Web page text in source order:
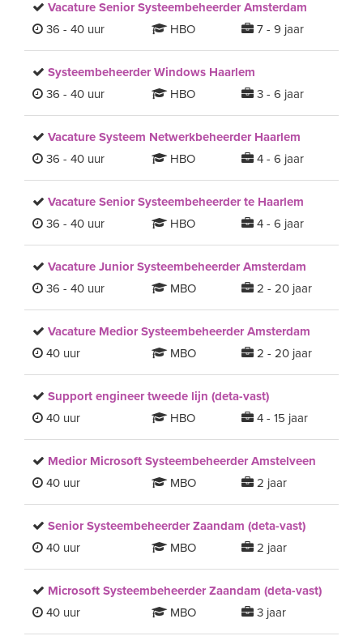
Vacature Senior Systeembeheerder Amsterdam
36 - 40 uur
HBO 7 - 9 jaar
Systeembeheerder Windows Haarlem
36 - 40 uur
HBO 3 - 6 jaar
Vacature Systeem Netwerkbeheerder Haarlem
36 - 40 uur
HBO 4 - 6 jaar
Vacature Senior Systeembeheerder te Haarlem
36 - 40 uur
HBO 4 - 6 jaar
Vacature Junior Systeembeheerder Amsterdam
36 - 40 uur
MBO 2 - 20 jaar
Vacature Medior Systeembeheerder Amsterdam
40 uur
MBO 2 - 20 jaar
Support engineer tweede lijn (deta-vast)
40 uur
HBO 4 - 15 jaar
Medior Microsoft Systeembeheerder Amstelveen
40 uur
MBO 2 jaar
Senior Systeembeheerder Zaandam (deta-vast)
40 uur
MBO 2 jaar
Microsoft Systeembeheerder Zaandam (deta-vast)
40 uur
MBO 3 jaar